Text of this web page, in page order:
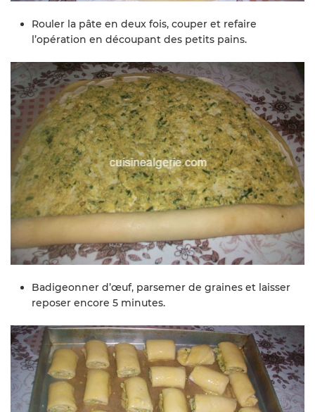
Rouler la pâte en deux fois, couper et refaire
l’opération en découpant des petits pains.
Badigeonner d’œuf, parsemer de graines et laisser
reposer encore 5 minutes.